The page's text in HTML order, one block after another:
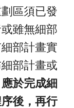
區須已發
雖無細部
部計畫實
部計畫或
應於完成細
後，再行